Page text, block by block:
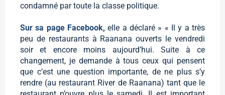
condamné par toute la classe politique.
Sur sa page Facebook,elle a déclaré » « Il y a très
peu de restaurants à Raanana ouverts le vendredi
soir et encore moins aujourd’hui. Suite à ce
changement, je demande à tous ceux qui pensent
que c’est une question importante, de ne plus s’y
rendre (au restaurant River de Raanana) tant que le